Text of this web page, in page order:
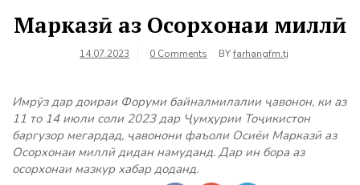
Марказӣ аз Осорхонаи миллӣ
14.07.2023 0 Comments BYfarhangfm.tj
Имрӯз дар доираи Форуми байналмилалии ҷавонон, ки аз
11 то 14 июли соли 2023 дар Ҷумҳурии Тоҷикистон
баргузор мегардад, ҷавонони фаъоли Осиёи Марказӣ аз
Осорхонаи миллӣ дидан намуданд. Дар ин бора аз
осорхонаи мазкур хабар доданд.